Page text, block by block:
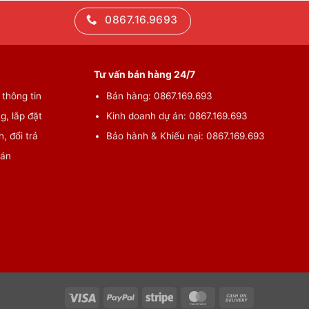
0867.16.9693
tin
lắp đặt
đổi trả
Tư vấn bán hàng 24/7
Bán hàng: 0867.169.693
Kinh doanh dự án: 0867.169.693
Bảo hành & Khiếu nại: 0867.169.693
Visa PayPal Stripe MasterCard